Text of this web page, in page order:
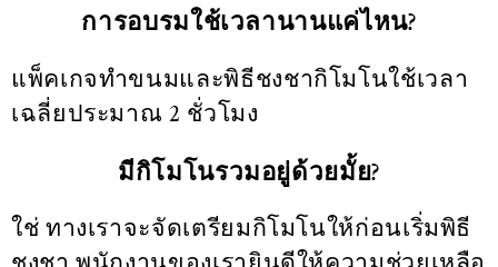
การอบรมใช้เวลานานแค่ไหน?
แพ็คเกจทำขนมและพิธีชงชากิโมโนใช้เวลา
เฉลี่ยประมาณ 2 ชั่วโมง
มีกิโมโนรวมอยู่ด้วยมั้ย?
ใช่ ทางเราจะจัดเตรียมกิโมโนให้ก่อนเริ่มพิธี